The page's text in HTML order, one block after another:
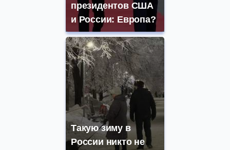
президентов США
и России: Европа?
Такую зиму в
России никто не